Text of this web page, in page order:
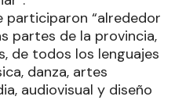
participaron “alrededor
partes de la provincia,
de todos los lenguajes
danza, artes
audiovisual y diseño